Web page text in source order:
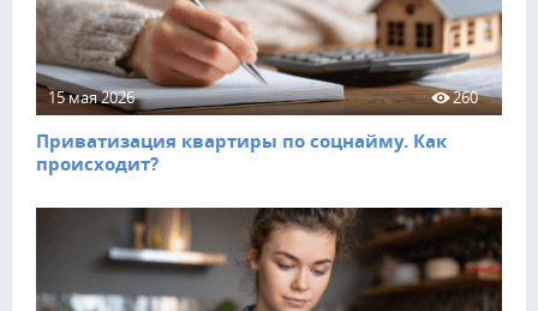
15 мая 2026 260
Приватизация квартиры по соцнайму. Как
происходит?